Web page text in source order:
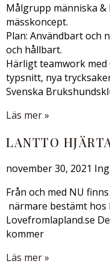
Målgrupp människa
mässkoncept.
Plan: Användbart och
och hållbart.
Härligt teamwork
typsnitt, nya
Svenska
Läs mer »
LANTTO
november 30, 2021
Från och med NU
närmare bestämt hos
Lovefromlapland.se
kommer
Läs mer »